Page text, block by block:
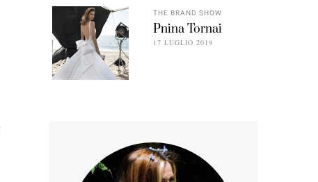
THE BRAND SHOW
Pnina Tornai
17 LUGLIO 2019